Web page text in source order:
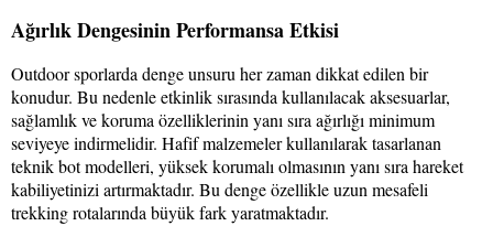
Ağırlık Dengesinin Performansa Etkisi
Outdoor sporlarda denge unsuru her zaman dikkat edilen bir
konudur. Bu nedenle etkinlik sırasında kullanılacak aksesuarlar,
sağlamlık ve koruma özelliklerinin yanı sıra ağırlığı minimum
seviyeye indirmelidir. Hafif malzemeler kullanılarak tasarlanan
teknik bot modelleri, yüksek korumalı olmasının yanı sıra hareket
kabiliyetinizi artırmaktadır. Bu denge özellikle uzun mesafeli
trekking rotalarında büyük fark yaratmaktadır.